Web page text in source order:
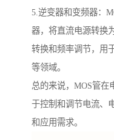
5.逆变器和变频器：
器，将直流电源转换
转换和频率调节，用
等领域。
总的来说，MOS管在
于控制和调节电流、
和应用需求。